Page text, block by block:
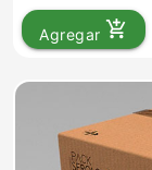
Agregar add_shopping_cart